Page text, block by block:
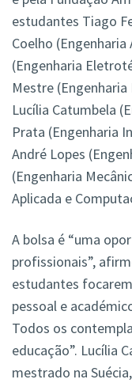
estudantes Tiago
Coelho
(Engenharia
Mestre
Lucília Catumbela
Prata (Engenharia
André Lopes
(Engenharia
Aplicada e
A bolsa é “uma
profissionais”,
estudantes
pessoal e
Todos os
educação”. Lucília
mestrado na